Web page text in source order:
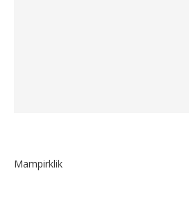
Mampirklik